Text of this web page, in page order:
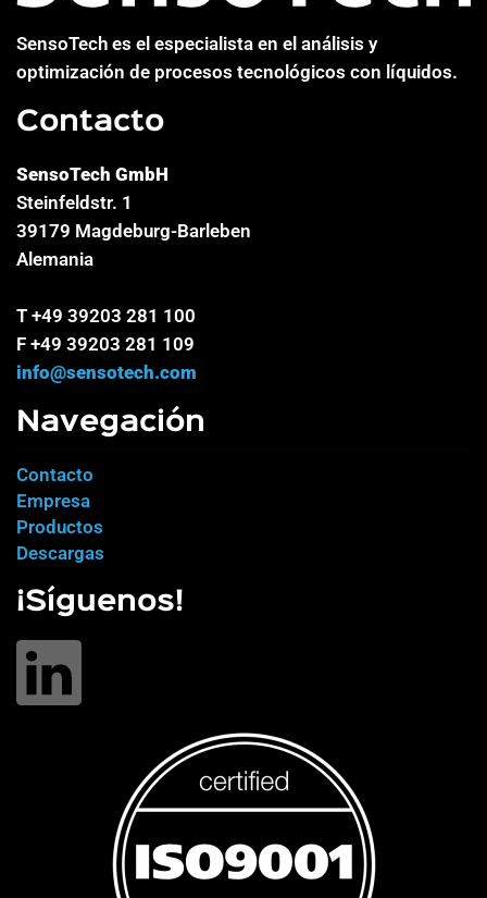
SensoTech es el especialista en el análisis y
optimización de procesos tecnológicos con líquidos.
Contacto
SensoTech GmbH
Steinfeldstr. 1
39179 Magdeburg-Barleben
Alemania
T +49 39203 281 100
F +49 39203 281 109
info@sensotech.com
Navegación
Contacto
Empresa
Productos
Descargas
¡Síguenos!